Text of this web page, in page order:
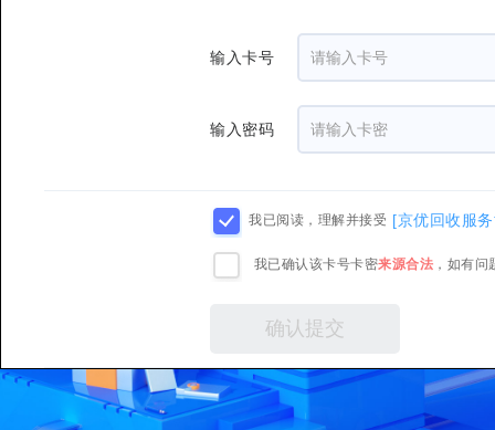
输入卡号
输入密码
我已阅读，理解并接受 [京优回收服
我已确认该卡号卡密来源合法 ，如有